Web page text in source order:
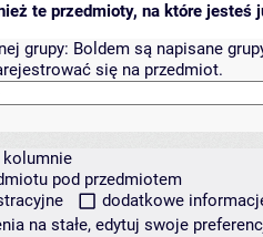
te przedmioty, na które jesteś
grupy: Boldem są napisane
się na przedmiot.
kolumnie
pod przedmiotem
dodatkowe
na stałe, edytuj swoje